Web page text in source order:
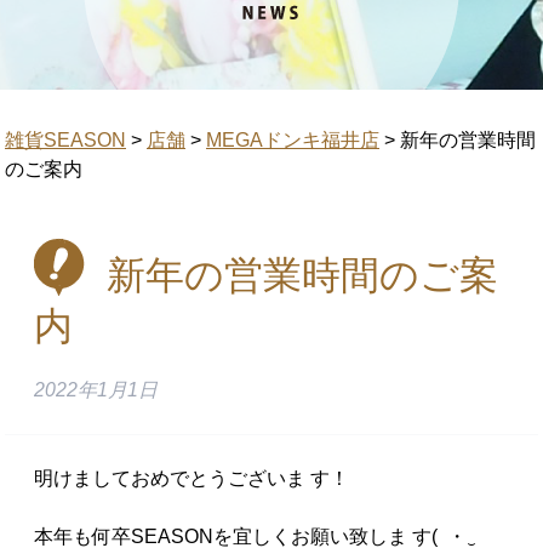
雑貨SEASON > 店舗 > MEGAドンキ福井店 > 新年の営業時間
のご案内
新年の営業時間のご案
内
2022年1月1日
明けましておめでとうございま す！
本年も何卒SEASONを宜しくお願い致しま す( ・‿